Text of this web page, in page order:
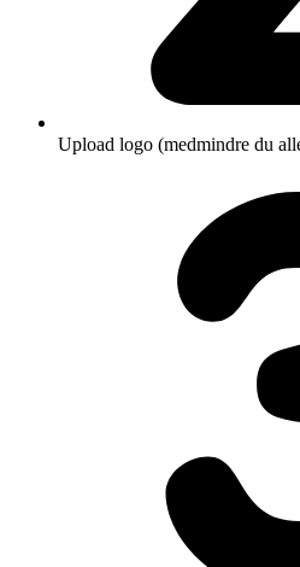
Upload logo (medmindre du